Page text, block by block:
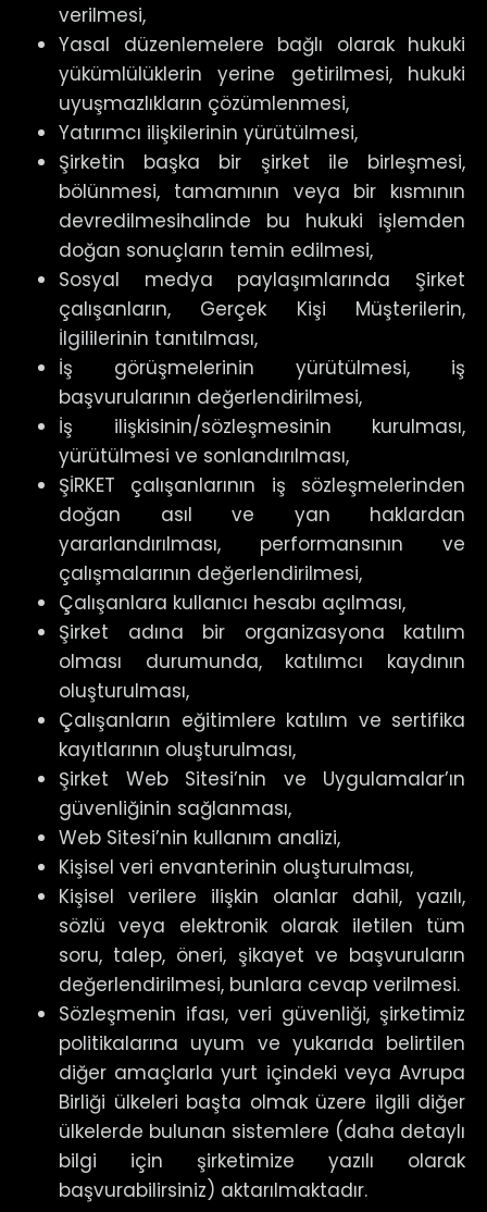
verilmesi,
Yasal düzenlemelere bağlı olarak hukuki
yükümlülüklerin yerine getirilmesi, hukuki
uyuşmazlıkların çözümlenmesi,
Yatırımcı ilişkilerinin yürütülmesi,
Şirketin başka bir şirket ile birleşmesi,
bölünmesi, tamamının veya bir kısmının
devredilmesihalinde bu hukuki işlemden
doğan sonuçların temin edilmesi,
Sosyal medya paylaşımlarında Şirket
çalışanların, Gerçek Kişi Müşterilerin,
İlgililerinin tanıtılması,
İş görüşmelerinin yürütülmesi, iş
başvurularının değerlendirilmesi,
İş ilişkisinin/sözleşmesinin kurulması,
yürütülmesi ve sonlandırılması,
ŞİRKET çalışanlarının iş sözleşmelerinden
doğan asıl ve yan haklardan
yararlandırılması, performansının ve
çalışmalarının değerlendirilmesi,
Çalışanlara kullanıcı hesabı açılması,
Şirket adına bir organizasyona katılım
olması durumunda, katılımcı kaydının
oluşturulması,
Çalışanların eğitimlere katılım ve sertifika
kayıtlarının oluşturulması,
Şirket Web Sitesi’nin ve Uygulamalar’ın
güvenliğinin sağlanması,
Web Sitesi’nin kullanım analizi,
Kişisel veri envanterinin oluşturulması,
Kişisel verilere ilişkin olanlar dahil, yazılı,
sözlü veya elektronik olarak iletilen tüm
soru, talep, öneri, şikayet ve başvuruların
değerlendirilmesi, bunlara cevap verilmesi.
Sözleşmenin ifası, veri güvenliği, şirketimiz
politikalarına uyum ve yukarıda belirtilen
diğer amaçlarla yurt içindeki veya Avrupa
Birliği ülkeleri başta olmak üzere ilgili diğer
ülkelerde bulunan sistemlere (daha detaylı
bilgi için şirketimize yazılı olarak
başvurabilirsiniz) aktarılmaktadır.